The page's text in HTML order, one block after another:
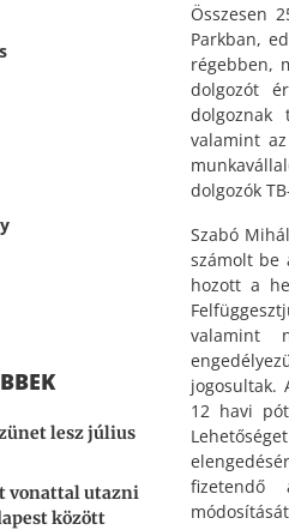
lesz július
vonattal utazni
között
Összesen
Parkban,
régebben,
dolgozót
dolgoznak
valamint
dolgozók
Szabó
számolt be
hozott a
valamint
jogosultak.
12 havi
fizetendő